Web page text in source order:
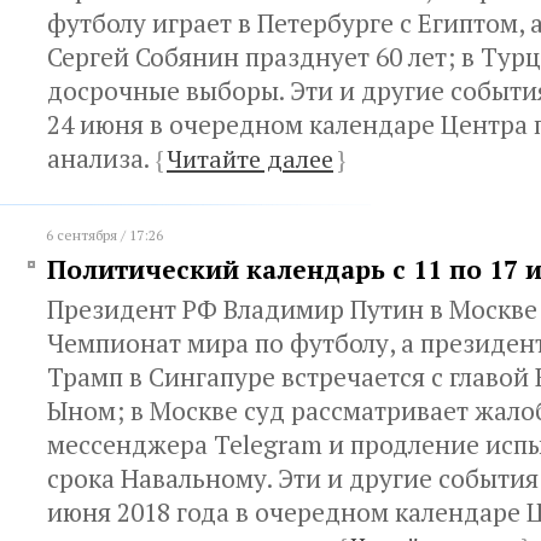
футболу играет в Петербурге с Египтом,
Сергей Собянин празднует 60 лет; в
досрочные выборы. Эти и другие
24 июня в очередном календаре Центра
анализа. {Читайте далее}
6 сентября / 17:26
Политический календарь с 11 по 17
Президент РФ Владимир Путин в Москве
Чемпионат мира по футболу, а
Трамп в Сингапуре встречается с
Ыном; в Москве суд рассматривает
мессенджера Telegram и продление
срока Навальному. Эти и другие
июня 2018 года в очередном календаре